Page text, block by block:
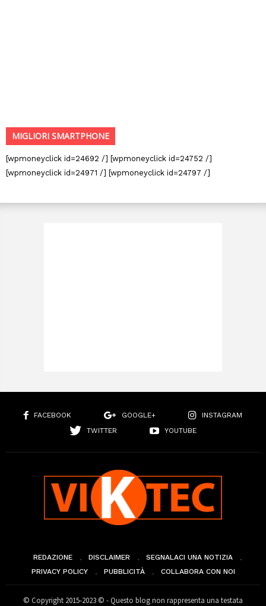
MIGLIORI SMARTPHONE
[wpmoneyclick id=24692 /] [wpmoneyclick id=24752 /]
[wpmoneyclick id=24971 /] [wpmoneyclick id=24797 /]
FACEBOOK GOOGLE+
INSTAGRAM
TWITTER
YOUTUBE
REDAZIONE DISCLAIMER
SEGNALACI UNA NOTIZIA
PRIVACY POLICY
PUBBLICITÀ COLLABORA CON NOI
© Copyright 2015-2023 © - Questo blog non rappresenta una testata